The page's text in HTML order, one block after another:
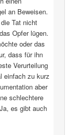
an Beweisen.
Tat nicht
Opfer lügen.
oder das
dass für ihn
Verurteilung
einfach zu kurz
aber
schlechtere
es gibt auch